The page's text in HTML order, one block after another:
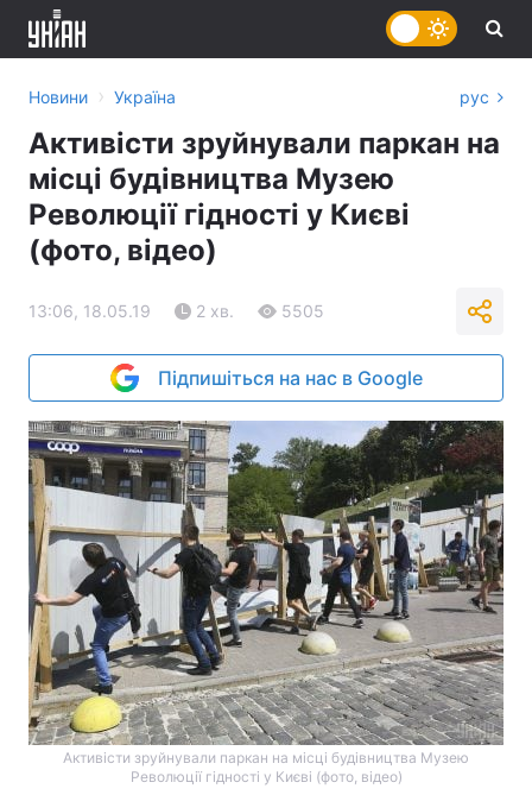
Новини › Україна рус
Активісти зруйнували паркан на
місці будівництва Музею
Революції гідності у Києві
(фото, відео)
13:06, 18.05.19 2 хв. 5505
Підпишіться на нас в Google
Активісти зруйнували паркан на місці будівництва Музею
Революції гідності у Києві (фото, відео)